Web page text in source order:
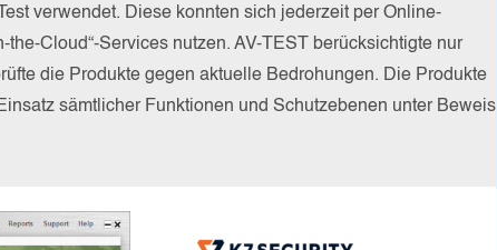
verwendet. Diese konnten sich jederzeit per Online-
the-Cloud“-Services nutzen. AV-TEST berücksichtigte nur
die Produkte gegen aktuelle Bedrohungen. Die Produkte
sämtlicher Funktionen und Schutzebenen unter Beweis